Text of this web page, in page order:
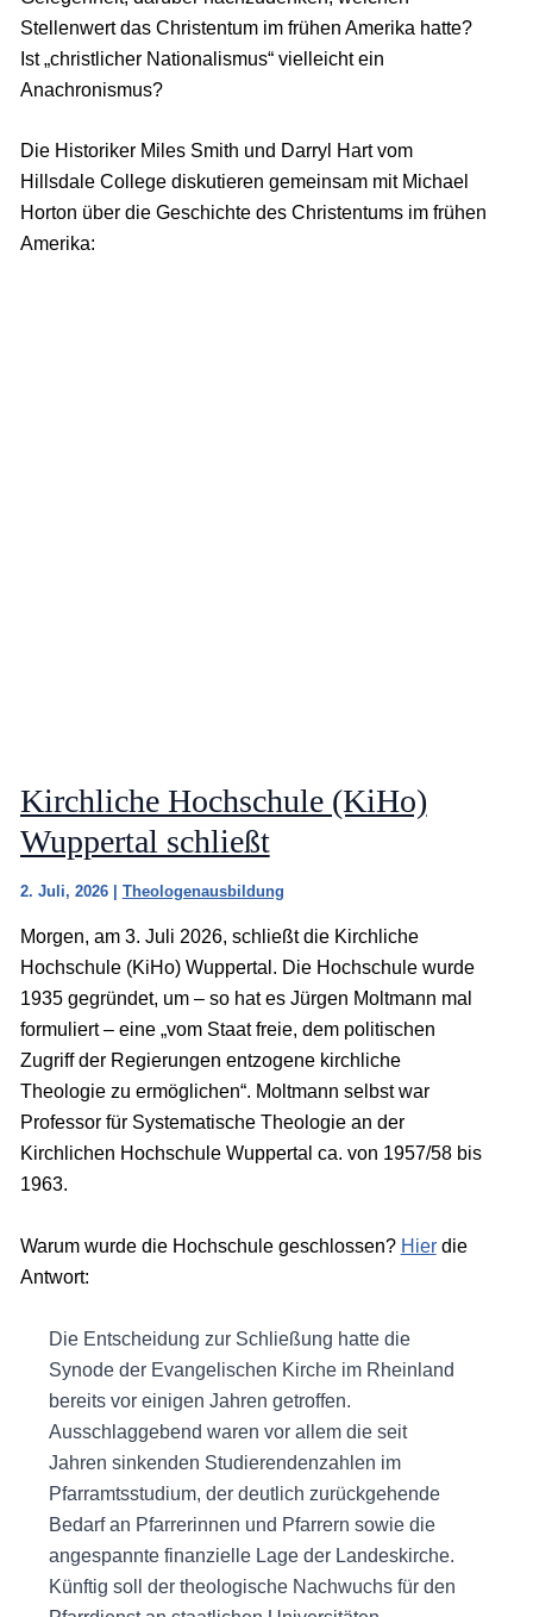
Stellenwert das Christentum im frühen Amerika hatte?
Ist „christlicher Nationalismus“ vielleicht ein
Anachronismus?
Die Historiker Miles Smith und Darryl Hart vom
Hillsdale College diskutieren gemeinsam mit Michael
Horton über die Geschichte des Christentums im frühen
Amerika:
Kirchliche Hochschule (KiHo)
Wuppertal schließt
2. Juli, 2026 Theologenausbildung
Morgen, am 3. Juli 2026, schließt die Kirchliche
Hochschule (KiHo) Wuppertal. Die Hochschule wurde
1935 gegründet, um – so hat es Jürgen Moltmann mal
formuliert – eine „vom Staat freie, dem politischen
Zugriff der Regierungen entzogene kirchliche
Theologie zu ermöglichen“. Moltmann selbst war
Professor für Systematische Theologie an der
Kirchlichen Hochschule Wuppertal ca. von 1957/58 bis
1963.
Warum wurde die Hochschule geschlossen? Hierdie
Antwort:
Die Entscheidung zur Schließung hatte die
Synode der Evangelischen Kirche im Rheinland
bereits vor einigen Jahren getroffen.
Ausschlaggebend waren vor allem die seit
Jahren sinkenden Studierendenzahlen im
Pfarramtsstudium, der deutlich zurückgehende
Bedarf an Pfarrerinnen und Pfarrern sowie die
angespannte finanzielle Lage der Landeskirche.
Künftig soll der theologische Nachwuchs für den